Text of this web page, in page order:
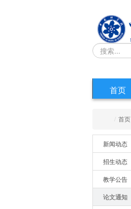
首页
/ 首页
新闻动态
招生动态
教学公告
论文通知